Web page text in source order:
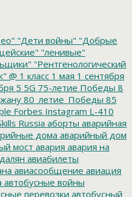
"Дети войны" "Добрые
"ленивые"
"Рентгенологический
@ 1 класс 1 мая 1 сентября
5 5G 75-летие Победы 8
80_летие_Победы 85
Forbes Instagram L-410
Russia аборты аварийная
дома аварийный дом
мост авария авария на
авиабилеты
авиасообщение авиация
автобусные войны
перевозки автобусный